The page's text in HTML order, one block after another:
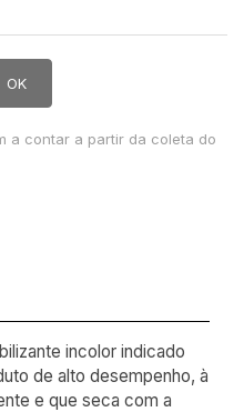
OK
a contar a partir da coleta do
incolor indicado
de alto desempenho, à
e que seca com a